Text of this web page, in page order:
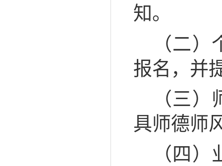
知。
（二
报名，并
（三
具师德师
（四